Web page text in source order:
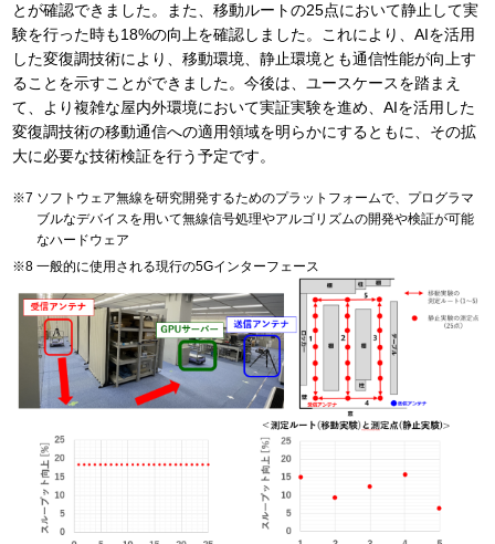
とが確認できました。また、移動ルートの25点において静止して実
験を行った時も18%の向上を確認しました。これにより、AIを活用
した変復調技術により、移動環境、静止環境とも通信性能が向上す
ることを示すことができました。今後は、ユースケースを踏まえ
て、より複雑な屋内外環境において実証実験を進め、AIを活用した
変復調技術の移動通信への適用領域を明らかにするともに、その拡
大に必要な技術検証を行う予定です。
ソフトウェア無線を研究開発するためのプラットフォームで、プログラマ
ブルなデバイスを用いて無線信号処理やアルゴリズムの開発や検証が可能
なハードウェア
一般的に使用される現行の5Gインターフェース